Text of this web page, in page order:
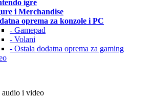
igre
i Merchandise
oprema za konzole i PC
- Gamepad
- Volani
- Ostala dodatna oprema za gaming
audio i video